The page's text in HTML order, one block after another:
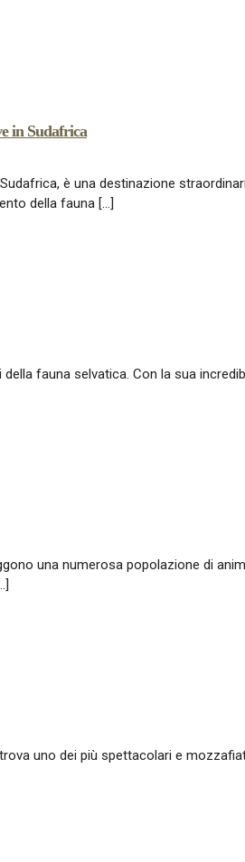
in Sudafrica
è una destinazione
della fauna […]
fauna selvatica. Con la sua
una numerosa popolazione di
uno dei più spettacolari e